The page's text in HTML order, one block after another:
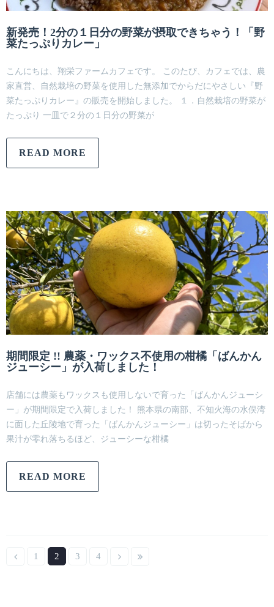
新発売！2分の１日分の野菜が摂取できちゃう！「野
菜たっぷりカレー」
こんにちは、翔栄ファームカフェです。 このたび、カフェでは、農
家直営、自然栽培の野菜を使用した無添加でからだにやさしい『野
菜たっぷりカレー』の販売を開始しました。 １．自然栽培の野菜が
たっぷり 一皿で２分の１日分の野菜が
READ MORE
期間限定 !! 農薬・ワックス不使用の柑橘「ばんかん
ジューシー」が入荷しました！
店舗には農薬もワックスも使用しないで育った「ばんかんジューシ
ー」が期間限定で入荷しました！ 熊本県の南部、不知火海の水俣湾
に面した丘陵地で育った「ばんかんジューシー」は切ったそばから
果汁が零れ落ちるほど、ジューシーな柑橘
READ MORE
1 2 3 4